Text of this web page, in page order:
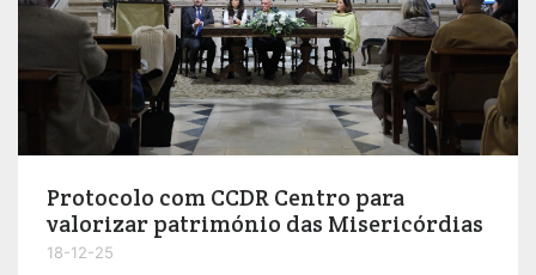
Protocolo com CCDR Centro para
valorizar património das Misericórdias
18-12-25